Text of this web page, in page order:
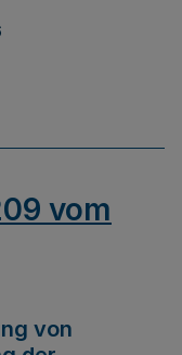
vom
von